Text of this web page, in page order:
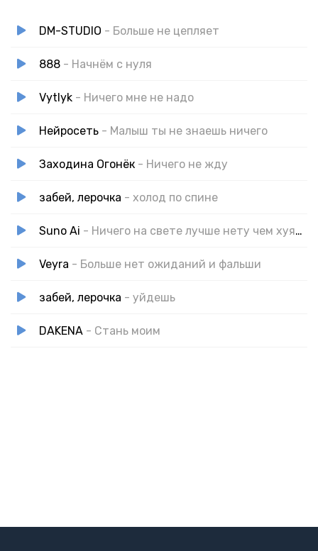
DM-STUDIO - Больше не цепляет
888 - Начнём с нуля
Vytlyk - Ничего мне не надо
Нейросеть - Малыш ты не знаешь ничего
Заходина Огонёк - Ничего не жду
забей, лерочка - холод по спине
Suno Ai - Ничего на свете лучше нету чем хуярить
Veyra - Больше нет ожиданий и фальши
забей, лерочка - уйдешь
DAKENA - Стань моим